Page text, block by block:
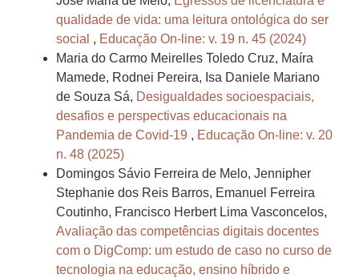
qualidade de vida: uma leitura ontológica do ser
social , Educação On-line: v. 19 n. 45 (2024)
Maria do Carmo Meirelles Toledo Cruz, Maíra
Mamede, Rodnei Pereira, Isa Daniele Mariano
de Souza Sá, Desigualdades socioespaciais,
desafios e perspectivas educacionais na
Pandemia de Covid-19 , Educação On-line: v. 20
n. 48 (2025)
Domingos Sávio Ferreira de Melo, Jennipher
Stephanie dos Reis Barros, Emanuel Ferreira
Coutinho, Francisco Herbert Lima Vasconcelos,
Avaliação das competências digitais docentes
com o DigComp: um estudo de caso no curso de
tecnologia na educação, ensino híbrido e